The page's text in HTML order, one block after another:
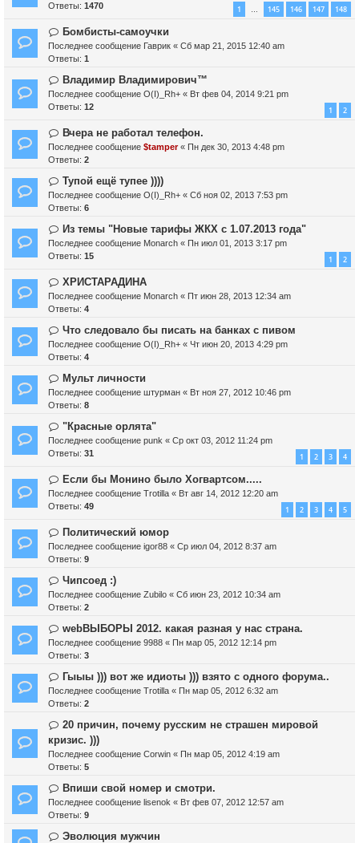
Ответы: 1470 1 … 145 146 147 148
Бомбисты-самоучки
Последнее сообщение Гаврик « Сб мар 21, 2015 12:40 am
Ответы: 1
Владимир Владимирович™
Последнее сообщение O(I)_Rh+ « Вт фев 04, 2014 9:21 pm
Ответы: 12 1 2
Вчера не работал телефон.
Последнее сообщение $tamper« Пн дек 30, 2013 4:48 pm
Ответы: 2
Тупой ещё тупее ))))
Последнее сообщение O(I)_Rh+ « Сб ноя 02, 2013 7:53 pm
Ответы: 6
Из темы "Новые тарифы ЖКХ с 1.07.2013 года"
Последнее сообщение Мonarch « Пн июл 01, 2013 3:17 pm
Ответы: 15 1 2
ХРИСТАРАДИНА
Последнее сообщение Мonarch « Пт июн 28, 2013 12:34 am
Ответы: 4
Что следовало бы писать на банках с пивом
Последнее сообщение O(I)_Rh+ « Чт июн 20, 2013 4:29 pm
Ответы: 4
Мульт личности
Последнее сообщение штурман « Вт ноя 27, 2012 10:46 pm
Ответы: 8
"Красные орлята"
Последнее сообщение punk « Ср окт 03, 2012 11:24 pm
Ответы: 31 1 2 3 4
Если бы Монино было Хогвартсом.....
Последнее сообщение Trotilla « Вт авг 14, 2012 12:20 am
Ответы: 49 1 2 3 4 5
Политический юмор
Последнее сообщение igor88 « Ср июл 04, 2012 8:37 am
Ответы: 9
Чипсоед :)
Последнее сообщение Zubilo « Сб июн 23, 2012 10:34 am
Ответы: 2
webВЫБОРЫ 2012. какая разная у нас страна.
Последнее сообщение 9988 « Пн мар 05, 2012 12:14 pm
Ответы: 3
Гыыы ))) вот же идиоты ))) взято с одного форума..
Последнее сообщение Trotilla « Пн мар 05, 2012 6:32 am
Ответы: 2
20 причин, почему русским не страшен мировой
кризис. )))
Последнее сообщение Corwin « Пн мар 05, 2012 4:19 am
Ответы: 5
Впиши свой номер и смотри.
Последнее сообщение lisenok « Вт фев 07, 2012 12:57 am
Ответы: 9
Эволюция мужчин